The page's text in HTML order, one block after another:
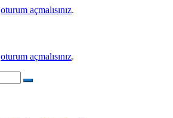
oturum açmalısınız.
oturum açmalısınız.